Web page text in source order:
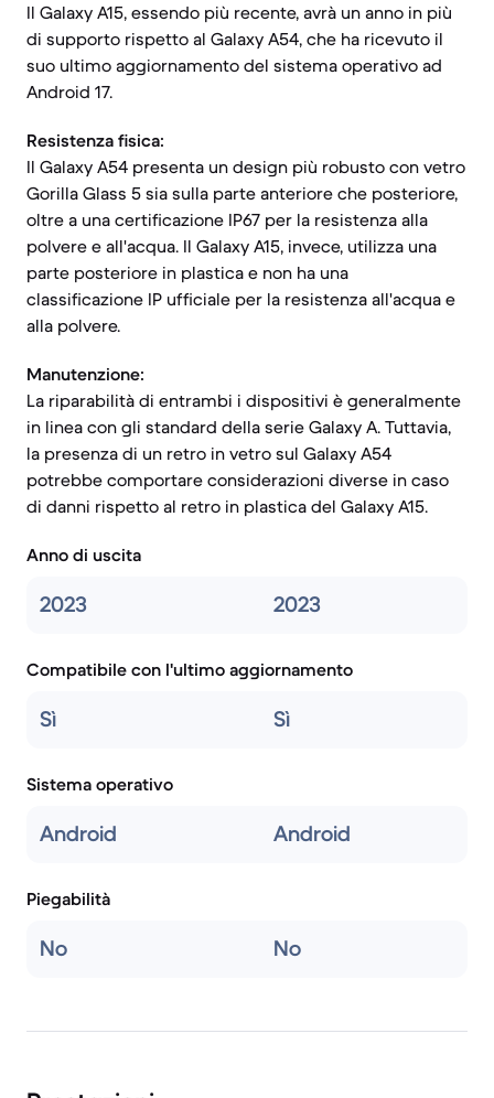
Il Galaxy A15, essendo più recente, avrà un anno in più
di supporto rispetto al Galaxy A54, che ha ricevuto il
suo ultimo aggiornamento del sistema operativo ad
Android 17.
Resistenza fisica:
Il Galaxy A54 presenta un design più robusto con vetro
Gorilla Glass 5 sia sulla parte anteriore che posteriore,
oltre a una certificazione IP67 per la resistenza alla
polvere e all'acqua. Il Galaxy A15, invece, utilizza una
parte posteriore in plastica e non ha una
classificazione IP ufficiale per la resistenza all'acqua e
alla polvere.
Manutenzione:
La riparabilità di entrambi i dispositivi è generalmente
in linea con gli standard della serie Galaxy A. Tuttavia,
la presenza di un retro in vetro sul Galaxy A54
potrebbe comportare considerazioni diverse in caso
di danni rispetto al retro in plastica del Galaxy A15.
Anno di uscita
2023 2023
Compatibile con l'ultimo aggiornamento
Sì Sì
Sistema operativo
Android Android
Piegabilità
No No